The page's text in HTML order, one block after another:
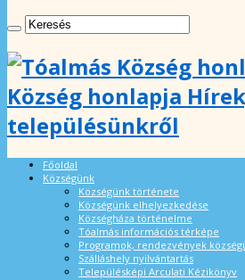
Község honlapja
településünkről
Főoldal
Községünk
Községünk története
Községünk elhelyezkedése
Községháza történelme
Tóalmás információs térképe
Programok, rendezvények
Szálláshely nyilvántartás
Településképi Arculati Kézikönyv